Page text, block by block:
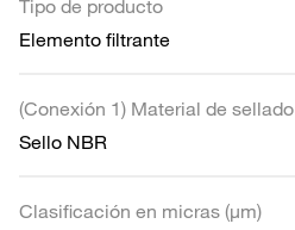
Tipo de producto
Elemento filtrante
(Conexión 1) Material de sellado
Sello NBR
Clasificación en micras (µm)